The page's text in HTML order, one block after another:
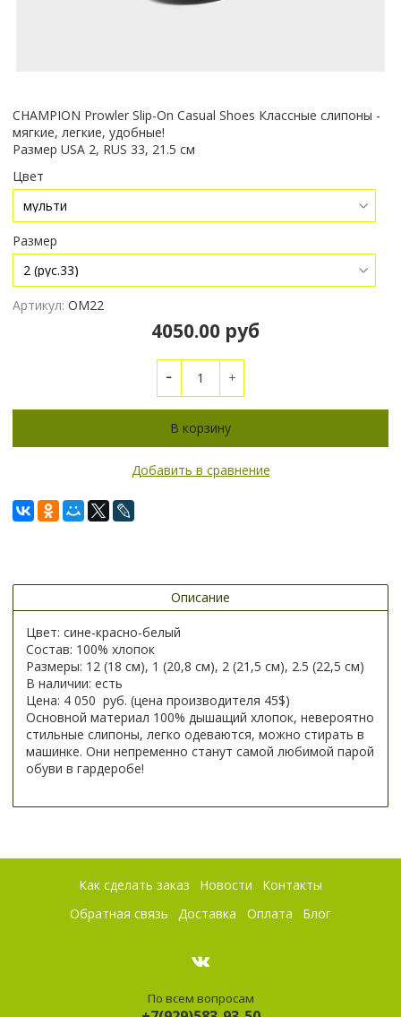
CHAMPION Prowler Slip-On Casual Shoes Классные слипоны -
мягкие, легкие, удобные!
Размер USA 2, RUS 33, 21.5 см
Цвет
Размер
Артикул: ОМ22
4050.00 руб
В корзину
Добавить в сравнение
Описание
Цвет: сине-красно-белый
Состав: 100% хлопок
Размеры: 12 (18 см), 1 (20,8 см), 2 (21,5 см), 2.5 (22,5 см)
В наличии: есть
Цена: 4 050 руб. (цена производителя 45$)
Основной материал 100% дышащий хлопок, невероятно
стильные слипоны, легко одеваются, можно стирать в
машинке. Они непременно станут самой любимой парой
обуви в гардеробе!
Как сделать заказ Новости
Контакты
Обратная связь
Доставка Оплата Блог
По всем вопросам